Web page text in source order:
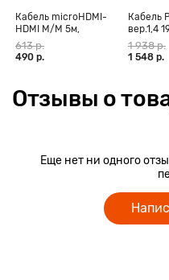
Кабель microHDMI-
HDMI M/M 5м,
позолоченные
контакты Blister box
613 р.
490 р.
Кабель
вер.1,4
конт.,
кольца,
1 938 р.
1 548 р.
Отзывы о
Еще нет ни одного